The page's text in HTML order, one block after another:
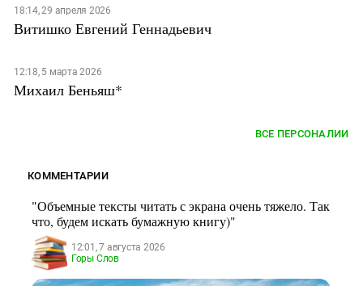
18:14, 29 апреля 2026
Витишко Евгений Геннадьевич
12:18, 5 марта 2026
Михаил Беньяш*
ВСЕ ПЕРСОНАЛИИ
КОММЕНТАРИИ
"Объемные тексты читать с экрана очень тяжело. Так
что, будем искать бумажную книгу)"
12:01, 7 августа 2026
Горы Слов